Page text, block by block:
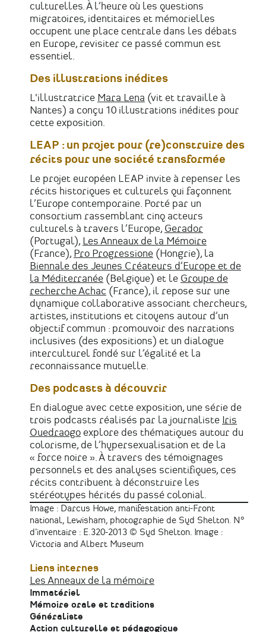
culturelles. À l’heure où les questions
migratoires, identitaires et mémorielles
occupent une place centrale dans les débats
en Europe, revisiter ce passé commun est
essentiel.
Des illustrations inédites
L'illustratrice Mara Lena (vit et travaille à
Nantes) a conçu 10 illustrations inédites pour
cette exposition.
LEAP : un projet pour (re)construire des
récits pour une société transformée
Le projet européen LEAP invite à repenser les
récits historiques et culturels qui façonnent
l’Europe contemporaine. Porté par un
consortium rassemblant cinq acteurs
culturels à travers l’Europe, Gerador
(Portugal), Les Anneaux de la Mémoire
(France), Pro Progressione (Hongrie), la
Biennale des Jeunes Créateurs d’Europe et de
la Méditerranée (Belgique) et le Groupe de
recherche Achac (France), il repose sur une
dynamique collaborative associant chercheurs,
artistes, institutions et citoyens autour d’un
objectif commun : promouvoir des narrations
inclusives (des expositions) et un dialogue
interculturel fondé sur l’égalité et la
reconnaissance mutuelle.
Des podcasts à découvrir
En dialogue avec cette exposition, une série de
trois podcasts réalisés par la journaliste Iris
Ouedraogo explore des thématiques autour du
colorisme, de l’hypersexualisation et de la
« force noire ». À travers des témoignages
personnels et des analyses scientifiques, ces
récits contribuent à déconstruire les
stéréotypes hérités du passé colonial.
Image : Darcus Howe, manifestation anti-Front
national, Lewisham, photographie de Syd Shelton. N°
d'inventaire : E.320-2013 © Syd Shelton. Image :
Victoria and Albert Museum
Liens internes
Les Anneaux de la mémoire
Immatériel
Mémoire orale et traditions
Généraliste
Action culturelle et pédagogique